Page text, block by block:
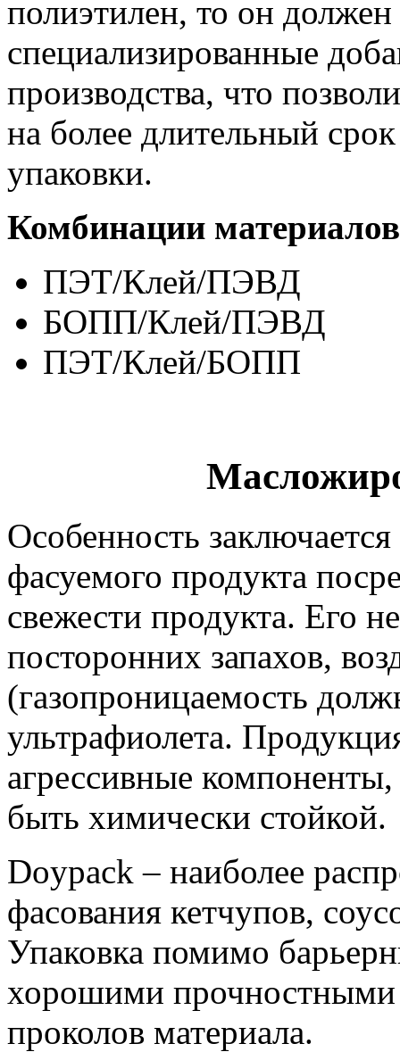
полиэтилен, то он должен
специализированные
производства, что
на более длительный
упаковки.
Комбинации
ПЭТ/Клей/ПЭВД
БОПП/Клей/ПЭВД
ПЭТ/Клей/БОПП
Особенность
фасуемого продукта
свежести продукта. Его
посторонних запахов,
(газопроницаемость
ультрафиолета.
агрессивные
быть химически стойкой.
Doypack – наиболее
фасования кетчупов,
Упаковка помимо
хорошими прочностными
проколов материала.